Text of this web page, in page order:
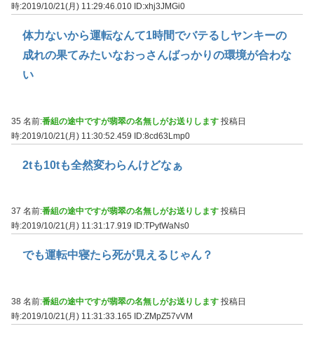
時:2019/10/21(月) 11:29:46.010 ID:xhj3JMGi0
体力ないから運転なんて1時間でバテるしヤンキーの
成れの果てみたいなおっさんばっかりの環境が合わな
い
35 名前:番組の途中ですが翡翠の名無しがお送りします 投稿日
時:2019/10/21(月) 11:30:52.459 ID:8cd63Lmp0
2tも10tも全然変わらんけどなぁ
37 名前:番組の途中ですが翡翠の名無しがお送りします 投稿日
時:2019/10/21(月) 11:31:17.919
ID:TPytWaNs0
でも運転中寝たら死が見えるじゃん？
38 名前:番組の途中ですが翡翠の名無しがお送りします 投稿日
時:2019/10/21(月) 11:31:33.165 ID:ZMpZ57vVM